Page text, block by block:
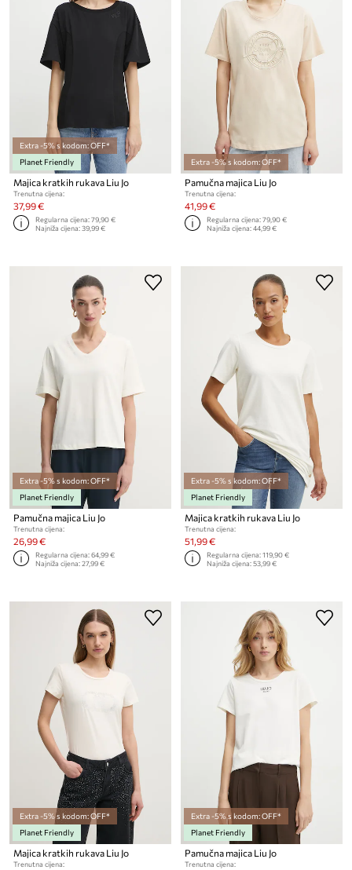
Extra -5% s kodom: OFF*
Planet Friendly
Majica kratkih rukava Liu Jo
Trenutna cijena:
37,99 €
Regularna cijena:79,90 €
Najniža cijena:39,99 €
Extra -5% s kodom: OFF*
Pamučna majica Liu Jo
Trenutna cijena:
41,99 €
Regularna cijena:79,90 €
Najniža cijena:44,99 €
Extra -5% s kodom: OFF*
Planet Friendly
Pamučna majica Liu Jo
Trenutna cijena:
26,99 €
Regularna cijena:64,99 €
Najniža cijena:27,99 €
Extra -5% s kodom: OFF*
Planet Friendly
Majica kratkih rukava Liu Jo
Trenutna cijena:
51,99 €
Regularna cijena:119,90 €
Najniža cijena:53,99 €
Extra -5% s kodom: OFF*
Planet Friendly
Majica kratkih rukava Liu Jo
Trenutna cijena:
Extra -5% s kodom: OFF*
Planet Friendly
Pamučna majica Liu Jo
Trenutna cijena: